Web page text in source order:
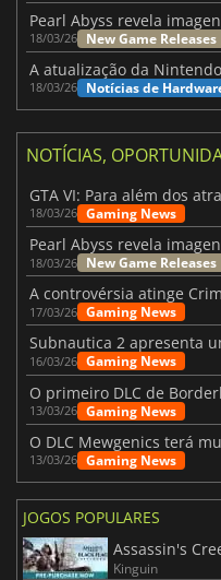
18/03/26 New Game Releases
18/03/26 Notícias de
NOTÍCIAS,
18/03/26 Gaming News
18/03/26 New Game Releases
17/03/26 Gaming News
16/03/26 Gaming News
13/03/26 Gaming News
O DLC Mewgenics terá
13/03/26 Gaming News
JOGOS POPULARES
Assassin's
Kinguin